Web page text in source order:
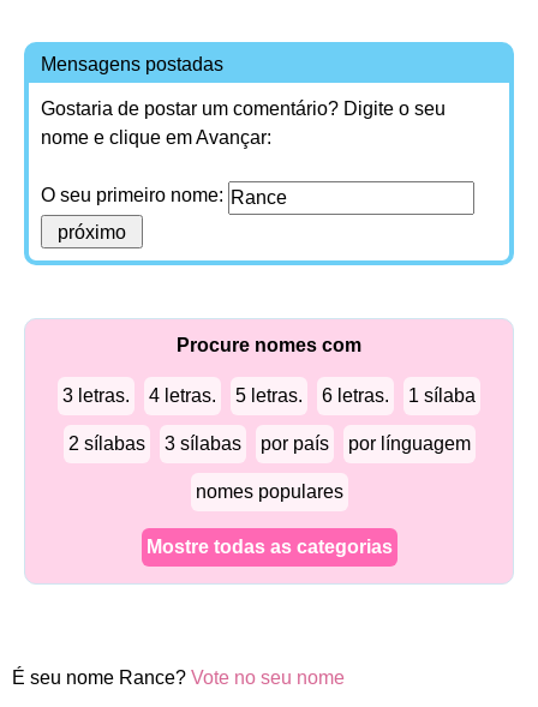
Mensagens postadas
Gostaria de postar um comentário? Digite o seu
nome e clique em Avançar:
O seu primeiro nome:
Procure nomes com
3 letras. 4 letras. 5 letras. 6 letras. 1 sílaba
2 sílabas 3 sílabas por país por línguagem
nomes populares
Mostre todas as categorias
É seu nome Rance? Vote no seu nome